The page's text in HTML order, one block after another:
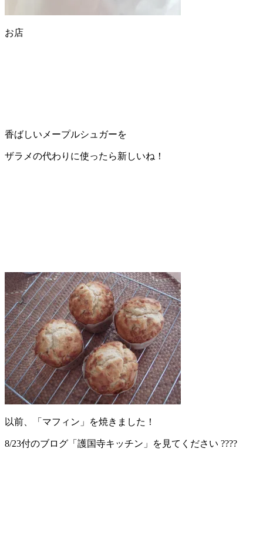
お店
香ばしいメープルシュガーを
ザラメの代わりに使ったら新しいね！
以前、「マフィン」を焼きました！
8/23付のブログ「護国寺キッチン」を見てください ????